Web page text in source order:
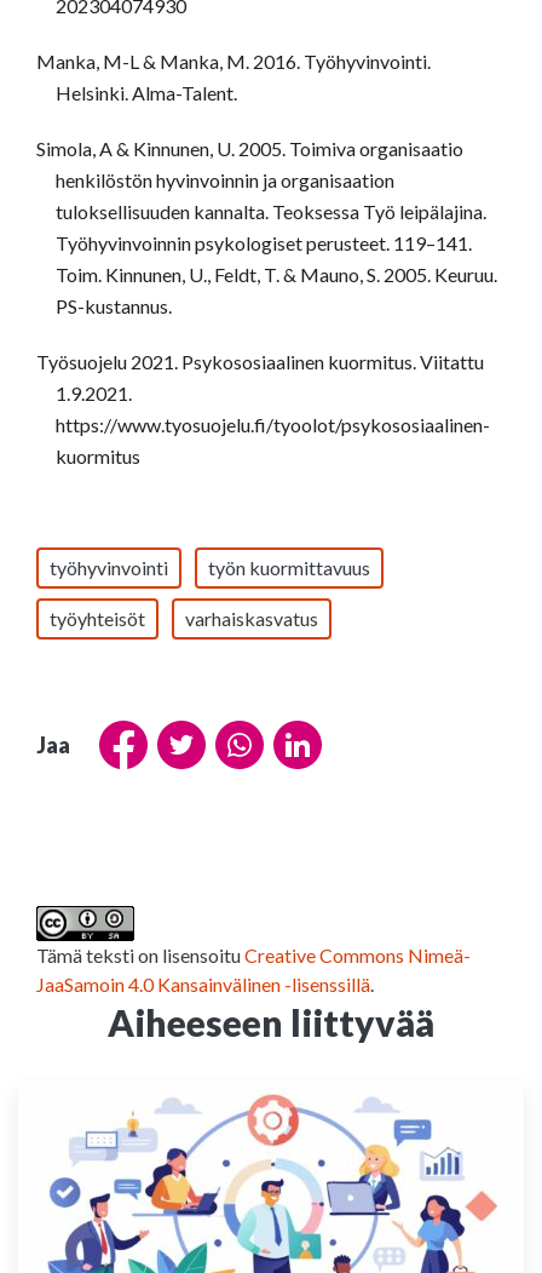
202304074930
Manka, M-L & Manka, M. 2016. Työhyvinvointi.
Helsinki. Alma-Talent.
Simola, A & Kinnunen, U. 2005. Toimiva organisaatio
henkilöstön hyvinvoinnin ja organisaation
tuloksellisuuden kannalta. Teoksessa Työ leipälajina.
Työhyvinvoinnin psykologiset perusteet. 119–141.
Toim. Kinnunen, U., Feldt, T. & Mauno, S. 2005. Keuruu.
PS-kustannus.
Työsuojelu 2021. Psykososiaalinen kuormitus. Viitattu
1.9.2021.
https://www.tyosuojelu.fi/tyoolot/psykososiaalinen-
kuormitus
työhyvinvointi työn kuormittavuus
työyhteisöt varhaiskasvatus
Jaa
Tämä teksti on lisensoituCreative Commons Nimeä-
JaaSamoin 4.0 Kansainvälinen -lisenssillä
Aiheeseen liittyvää